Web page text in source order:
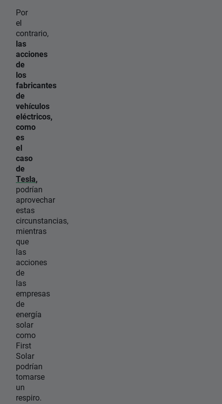
Por
el
contrario,
las
acciones
de
los
fabricantes
de
vehículos
eléctricos,
como
es
el
caso
de
Tesla,
podrían
aprovechar
estas
circunstancias,
mientras
que
las
acciones
de
las
empresas
de
energía
solar
como
First
Solar
podrían
tomarse
un
respiro.